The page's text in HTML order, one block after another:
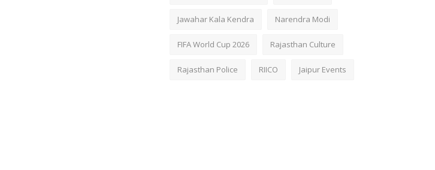
Jawahar Kala Kendra Narendra Modi
FIFA World Cup 2026 Rajasthan Culture
Rajasthan Police RIICO Jaipur Events